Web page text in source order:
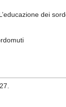
dei